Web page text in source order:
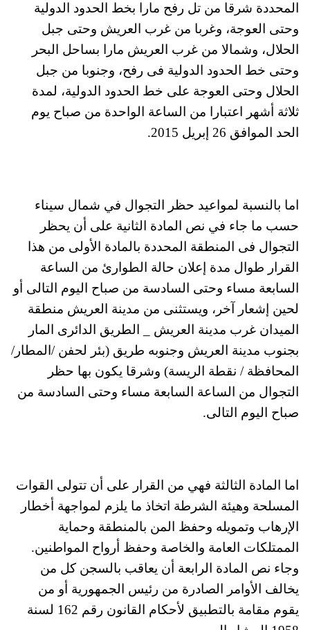
المحددة شرقا من تل رفح مارا بخط الحدود الدولية
وحتى العوجة، وغربا من غرب العريش وحتى جبل
الحلال، وشمالا من غرب العريش مارا بساحل البحر
وحتى خط الحدود الدولية فى رفح، وجنوبا من جبل
الحلال وحتى العوجة على خط الحدود الدولية، لمدة
ثلاثة أشهر اعتبارا من الساعة الواحدة من صباح يوم
الحد الموافق 26 إبريل 2015.
اما بالنسبة لمواعيد حظر التجوال في شمال سيناء
حسب ما جاء في نص المادة الثانية على أن يحظر
التجوال فى المنطقة المحددة بالمادة الأولى من هذا
القرار طوال مدة إعلان حالة الطوارئ من الساعة
السابعة مساء وحتى السادسة من صباح اليوم التالى أو
لحين إشعار آخر، ويستثنى من مدينة العريش منطقة
الميدان غرب مدينة العريش _ الطريق الدائرى المار
بجنوب مدينة العريش وجنوبه طريق (بئر لحفن /المطار/
المحافظة / نقطة الريسة) وشرقا يكون بها حظر
التجوال من الساعة السابعة مساء وحتى السادسة من
صباح اليوم التالى.
اما المادة الثالثة فهي من القرار على أن تتولى القوات
المسلحة وهيئة الشرطة اتخاذ ما يلزم لمواجهة أخطار
الإرهاب وتمويله وحفظ المن بالمنطقة وحماية
الممتلكات العامة والخاصة وحفظ أرواح المواطنين.
وجاء نص المادة الرابعة أن يعاقب بالسجن كل من
يخالف الأوامر الصادرة من رئيس الجمهورية أو من
يقوم مقامة بالتطبيق لأحكام القانون رقم 162 لسنة